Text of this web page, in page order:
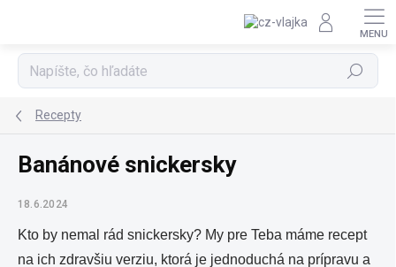
Hľadať
Recepty
Banánové snickersky
18.6.2024
Kto by nemal rád snickersky? My pre Teba máme recept
na ich zdravšiu verziu, ktorá je jednoduchá na prípravu a